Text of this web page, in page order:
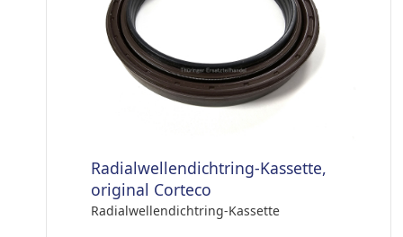
Radialwellendichtring-Kassette,
original Corteco
Radialwellendichtring-Kassette